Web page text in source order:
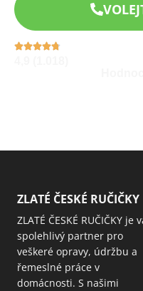
ZLATÉ ČESKÉ RUČIČKY
ZLATÉ ČESKÉ RUČIČKY je
spolehlivý partner pro
veškeré opravy, údržbu a
řemeslné práce v
domácnosti. S našimi